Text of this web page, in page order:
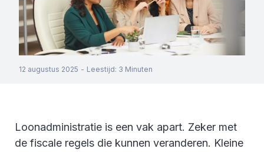
12 augustus 2025 - Leestijd: 3 Minuten
Loonadministratie is een vak apart. Zeker met
de fiscale regels die kunnen veranderen. Kleine